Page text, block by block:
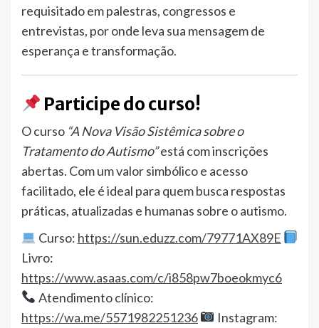
requisitado em palestras, congressos e
entrevistas, por onde leva sua mensagem de
esperança e transformação.
Participe do curso!
O curso “A Nova Visão Sistêmica sobre o
Tratamento do Autismo”está com inscrições
abertas. Com um valor simbólico e acesso
facilitado, ele é ideal para quem busca respostas
práticas, atualizadas e humanas sobre o autismo.
Curso: https://sun.eduzz.com/79771AX89E
Livro:
https://www.asaas.com/c/i858pw7boeokmyc6
Atendimento clínico:
https://wa.me/5571982251236
Instagram: